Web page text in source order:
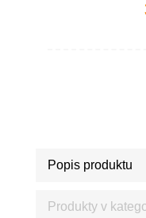
Popis produktu
Produkty v